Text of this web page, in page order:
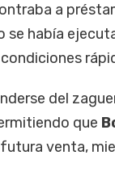
a
se había
del
que
venta,